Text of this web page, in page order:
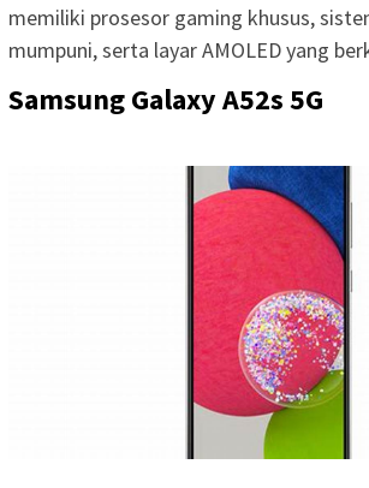
memiliki prosesor gaming khusus,
mumpuni, serta layar AMOLED yang
Samsung Galaxy A52s 5G